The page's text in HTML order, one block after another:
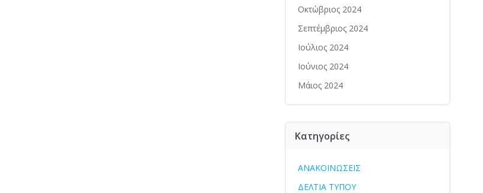
Οκτώβριος 2024
Σεπτέμβριος 2024
Ιούλιος 2024
Ιούνιος 2024
Μάιος 2024
Kατηγορίες
ΑΝΑΚΟΙΝΩΣΕΙΣ
ΔΕΛΤΙΑ ΤΥΠΟΥ